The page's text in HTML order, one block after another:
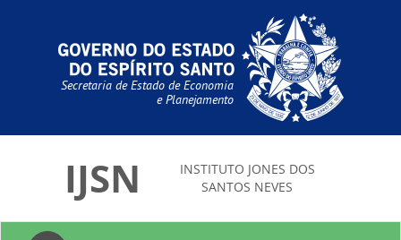
Secretaria de Estado de Economia
e Planejamento
IJSN
INSTITUTO JONES DOS
SANTOS NEVES